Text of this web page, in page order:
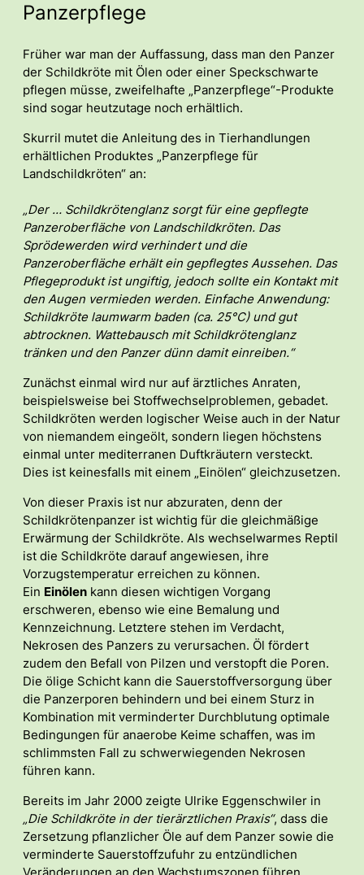
Panzerpflege
Früher war man der Auffassung, dass man den Panzer
der Schildkröte mit Ölen oder einer Speckschwarte
pflegen müsse, zweifelhafte „Panzerpflege“-Produkte
sind sogar heutzutage noch erhältlich.
Skurril mutet die Anleitung des in Tierhandlungen
erhältlichen Produktes „Panzerpflege für
Landschildkröten“ an:
„Der … Schildkrötenglanz sorgt für eine gepflegte
Panzeroberfläche von Landschildkröten. Das
Sprödewerden wird verhindert und die
Panzeroberfläche erhält ein gepflegtes Aussehen. Das
Pflegeprodukt ist ungiftig, jedoch sollte ein Kontakt mit
den Augen vermieden werden. Einfache Anwendung:
Schildkröte laumwarm baden (ca. 25°C) und gut
abtrocknen. Wattebausch mit Schildkrötenglanz
tränken und den Panzer dünn damit einreiben.“
Zunächst einmal wird nur auf ärztliches Anraten,
beispielsweise bei Stoffwechselproblemen, gebadet.
Schildkröten werden logischer Weise auch in der Natur
von niemandem eingeölt, sondern liegen höchstens
einmal unter mediterranen Duftkräutern versteckt.
Dies ist keinesfalls mit einem „Einölen“ gleichzusetzen.
Von dieser Praxis ist nur abzuraten, denn der
Schildkrötenpanzer ist wichtig für die gleichmäßige
Erwärmung der Schildkröte. Als wechselwarmes Reptil
ist die Schildkröte darauf angewiesen, ihre
Vorzugstemperatur erreichen zu können.
Ein Einölen kann diesen wichtigen Vorgang
erschweren, ebenso wie eine Bemalung und
Kennzeichnung. Letztere stehen im Verdacht,
Nekrosen des Panzers zu verursachen. Öl fördert
zudem den Befall von Pilzen und verstopft die Poren.
Die ölige Schicht kann die Sauerstoffversorgung über
die Panzerporen behindern und bei einem Sturz in
Kombination mit verminderter Durchblutung optimale
Bedingungen für anaerobe Keime schaffen, was im
schlimmsten Fall zu schwerwiegenden Nekrosen
führen kann.
Bereits im Jahr 2000 zeigte Ulrike Eggenschwiler in
„Die Schildkröte in der tierärztlichen Praxis“, dass die
Zersetzung pflanzlicher Öle auf dem Panzer sowie die
verminderte Sauerstoffzufuhr zu entzündlichen